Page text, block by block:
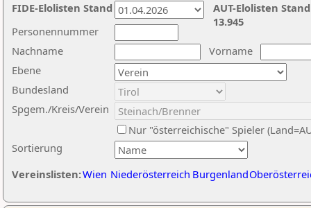
Nachname
Vorname
Ebene
Sortierung
Personennummer
Bundesland
Spgem./Kreis/Verein
Nur "österreichische" Spieler
Vereinslisten:Wien Niederösterreich Burgenland
AUT-Elolisten
13.945
FIDE-Elolisten Stand